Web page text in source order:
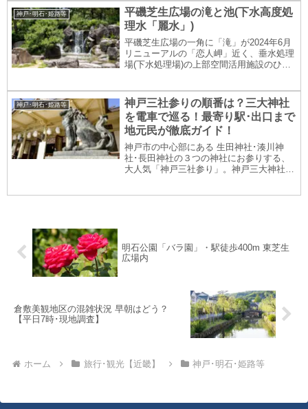
臣秀吉ゆかりのスポットを巡ります。ぜひ
最後までご覧くだ...
神戸･明石･姫路等
平磯芝生広場の滝と池(下水高度処
理水「麗水」)
平磯芝生広場の一角に「滝」が2024年6月
リニューアルの「恋人岬」近く、垂水処理
場(下水処理場)の上部空間活用施設のひと
けっこうな勢いだねもちろん、広場内の人
工の...
神戸･明石･姫路等
神戸三社参りの順番は？三大神社
を電車で巡る！最寄り駅･出口まで
地元民が徹底ガイド！
神戸市の中心部にある 生田神社･湊川神
社･長田神社の３つの神社にお参りする、
大人気「神戸三社参り」。神戸三大神社を
明石公園「バラ園」・駅徒歩400m 東芝生
広場内
倉敷美観地区の混雑状況 早朝はどう？
【平日7時･現地調査】
ホーム 旅行･観光【近畿】 神戸･明石･姫路等